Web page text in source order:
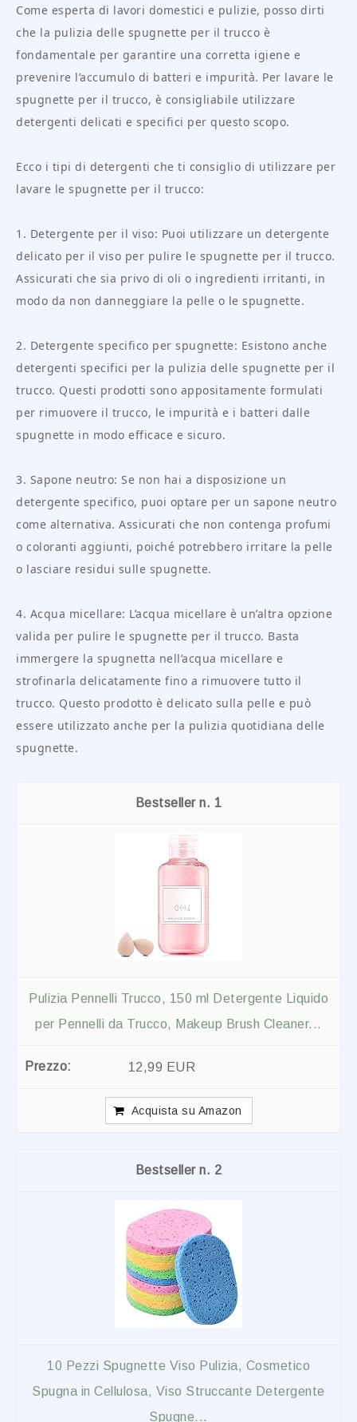
Come esperta di lavori domestici e pulizie, posso dirti
che la pulizia delle spugnette per il trucco è
fondamentale per garantire una corretta igiene e
prevenire l’accumulo di batteri e impurità. Per lavare le
spugnette per il trucco, è consigliabile utilizzare
detergenti delicati e specifici per questo scopo.
Ecco i tipi di detergenti che ti consiglio di utilizzare per
lavare le spugnette per il trucco:
1. Detergente per il viso: Puoi utilizzare un detergente
delicato per il viso per pulire le spugnette per il trucco.
Assicurati che sia privo di oli o ingredienti irritanti, in
modo da non danneggiare la pelle o le spugnette.
2. Detergente specifico per spugnette: Esistono anche
detergenti specifici per la pulizia delle spugnette per il
trucco. Questi prodotti sono appositamente formulati
per rimuovere il trucco, le impurità e i batteri dalle
spugnette in modo efficace e sicuro.
3. Sapone neutro: Se non hai a disposizione un
detergente specifico, puoi optare per un sapone neutro
come alternativa. Assicurati che non contenga profumi
o coloranti aggiunti, poiché potrebbero irritare la pelle
o lasciare residui sulle spugnette.
4. Acqua micellare: L’acqua micellare è un’altra opzione
valida per pulire le spugnette per il trucco. Basta
immergere la spugnetta nell’acqua micellare e
strofinarla delicatamente fino a rimuovere tutto il
trucco. Questo prodotto è delicato sulla pelle e può
essere utilizzato anche per la pulizia quotidiana delle
spugnette.
1
Pulizia Pennelli Trucco, 150 ml Detergente Liquido
per Pennelli da Trucco, Makeup Brush Cleaner...
12,99 EUR
Acquista su Amazon
2
10 Pezzi Spugnette Viso Pulizia, Cosmetico
Spugna in Cellulosa, Viso Struccante Detergente
Spugne...